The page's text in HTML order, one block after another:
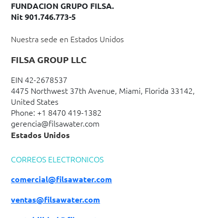
FUNDACION GRUPO FILSA.
Nit 901.746.773-5
Nuestra sede en Estados Unidos
FILSA GROUP LLC
EIN 42-2678537
4475 Northwest 37th Avenue, Miami, Florida 33142,
United States
Phone: +1 8470 419-1382
gerencia@filsawater.com
Estados Unidos
CORREOS ELECTRONICOS
comercial@filsawater.com
ventas@filsawater.com